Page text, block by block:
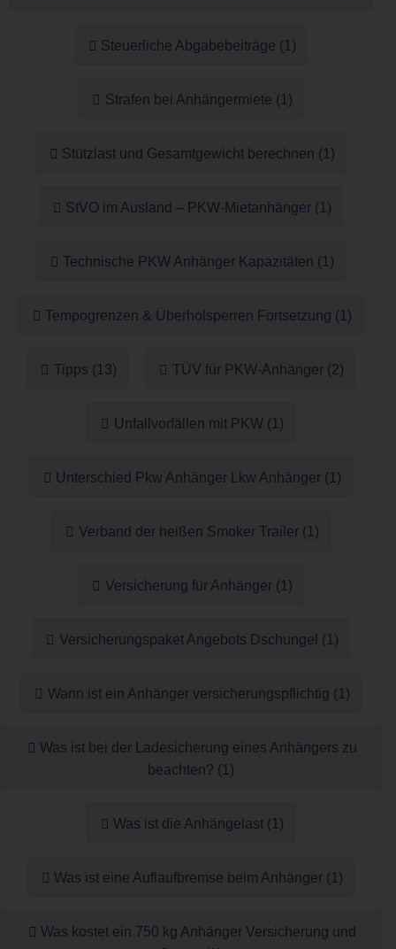
Steuerliche Abgabebeiträge (1)
Strafen bei Anhängermiete (1)
Stützlast und Gesamtgewicht berechnen (1)
StVO im Ausland – PKW-Mietanhänger (1)
Technische PKW Anhänger Kapazitäten (1)
Tempogrenzen & Überholsperren Fortsetzung (1)
Tipps (13) TÜV für PKW-Anhänger (2)
Unfallvorfällen mit PKW (1)
Unterschied Pkw Anhänger Lkw Anhänger (1)
Verband der heißen Smoker Trailer (1)
Versicherung für Anhänger (1)
Versicherungspaket Angebots Dschungel (1)
Wann ist ein Anhänger versicherungspflichtig (1)
Was ist bei der Ladesicherung eines Anhängers zu
beachten? (1)
Was ist die Anhängelast (1)
Was ist eine Auflaufbremse beim Anhänger (1)
Was kostet ein 750 kg Anhänger Versicherung und